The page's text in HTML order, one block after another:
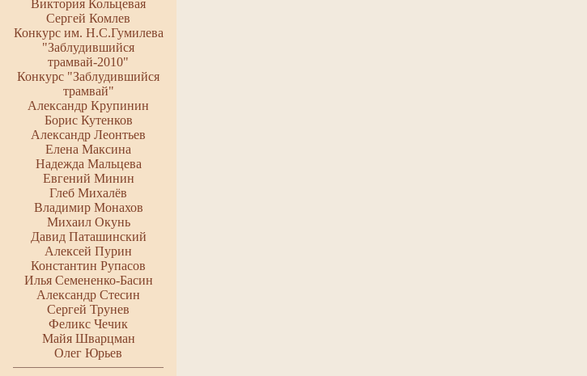
Виктория Кольцевая
Сергей Комлев
Конкурс им. Н.С.Гумилева
"Заблудившийся
трамвай-2010"
Конкурс "Заблудившийся
трамвай"
Александр Крупинин
Борис Кутенков
Александр Леонтьев
Елена Максина
Надежда Мальцева
Евгений Минин
Глеб Михалёв
Владимир Монахов
Михаил Окунь
Давид Паташинский
Алексей Пурин
Константин Рупасов
Илья Семененко-Басин
Александр Стесин
Сергей Трунев
Феликс Чечик
Майя Шварцман
Олег Юрьев